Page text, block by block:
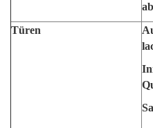
Türen